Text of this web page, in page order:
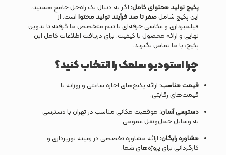
پکیج تولید محتوای کامل: اگر به دنبال یک راه‌حل جامع هستید،
این پکیج شاملصفر تا صد فرآیند تولید محتوا است. از
فیلمبرداری و عکاسی حرفه‌ای با تیم متخصص ما گرفته تا تدوین
نهایی و ارائه محصول با کیفیت. برای دریافت اطلاعات کامل این
پکیج، با ما تماس بگیرید.
چرا استودیو سلمک را انتخاب کنید؟
قیمت مناسب: ارائه پکیج‌های اجاره ساعتی و روزانه با
قیمت‌های رقابتی.
دسترسی آسان: موقعیت مکانی مناسب در تهران با دسترسی
به وسایل حمل‌ونقل عمومی.
مشاوره رایگان: ارائه مشاوره تخصصی در زمینه نورپردازی و
کارگردانی برای پروژه‌های شما.